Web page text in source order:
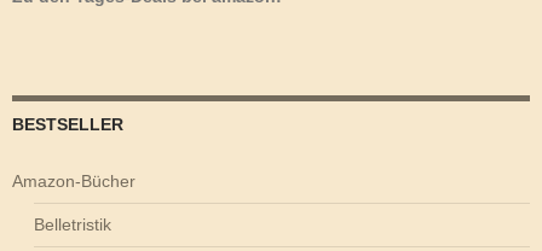
BESTSELLER
Amazon-Bücher
Belletristik